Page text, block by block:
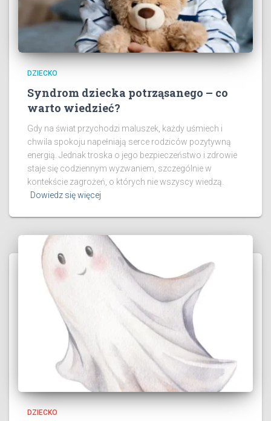
DZIECKO
Syndrom dziecka potrząsanego – co
warto wiedzieć?
Gdy na świat przychodzi maluszek, każdy uśmiech i
chwila spokoju napełniają serce rodziców pozytywną
energią. Jednak troska o jego bezpieczeństwo i zdrowie
staje się codziennym wyzwaniem, szczególnie w
kontekście zagrożeń, o których nie wszyscy wiedzą.
Dowiedz się więcej
DZIECKO